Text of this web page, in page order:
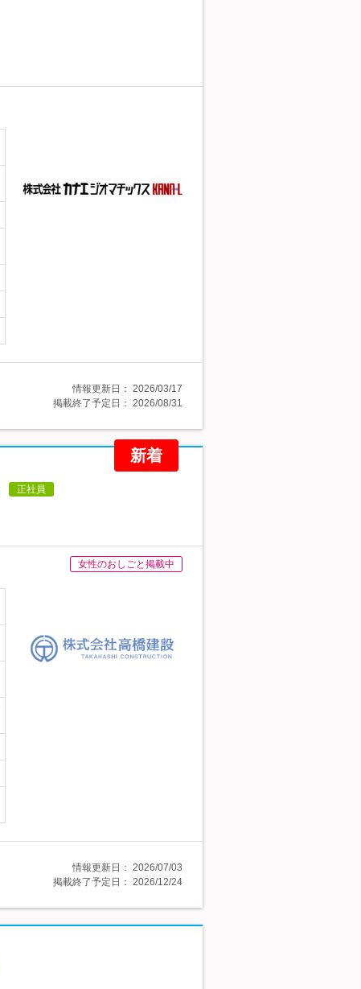
情報更新日： 2026/03/17
掲載終了予定日： 2026/08/31
新着
正社員
女性のおしごと掲載中
情報更新日： 2026/07/03
掲載終了予定日： 2026/12/24